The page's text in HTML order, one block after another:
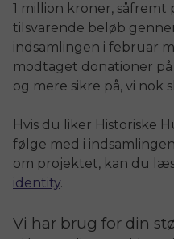
1 million kroner,
tilsvarende beløb
indsamlingen i februar
modtaget donationer
og mere sikre på, vi nok
Hvis du liker Historiske
følge med i
om projektet, kan du
identity.
Vi har brug for din